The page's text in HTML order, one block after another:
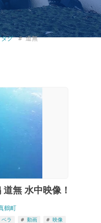
グ 道無
無 水中映像！
鶴町
ベラ 動画 映像